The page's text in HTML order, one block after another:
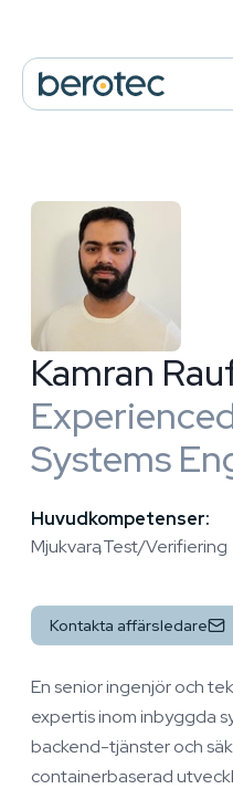
Kamran
Systems
Huvudkompetenser:
MjukvaraTest/Verifiering
Kontakta affärsledare
En senior ingenjör och
expertis inom inbyggda
backend-tjänster och
containerbaserad